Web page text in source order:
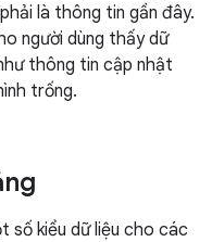
là thông tin gần đây.
người dùng thấy dữ
thông tin cập nhật
trống.
số kiểu dữ liệu cho các